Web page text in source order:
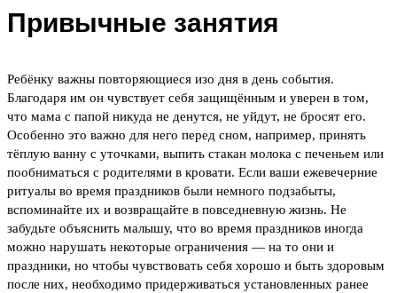
Привычные занятия
Ребёнку важны повторяющиеся изо дня в день события.
Благодаря им он чувствует себя защищённым и уверен в том,
что мама с папой никуда не денутся, не уйдут, не бросят его.
Особенно это важно для него перед сном, например, принять
тёплую ванну с уточками, выпить стакан молока с печеньем или
пообниматься с родителями в кровати. Если ваши ежевечерние
ритуалы во время праздников были немного подзабыты,
вспоминайте их и возвращайте в повседневную жизнь. Не
забудьте объяснить малышу, что во время праздников иногда
можно нарушать некоторые ограничения — на то они и
праздники, но чтобы чувствовать себя хорошо и быть здоровым
после них, необходимо придерживаться установленных ранее